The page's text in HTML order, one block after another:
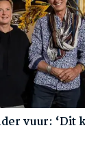
vuur: ‘Dit